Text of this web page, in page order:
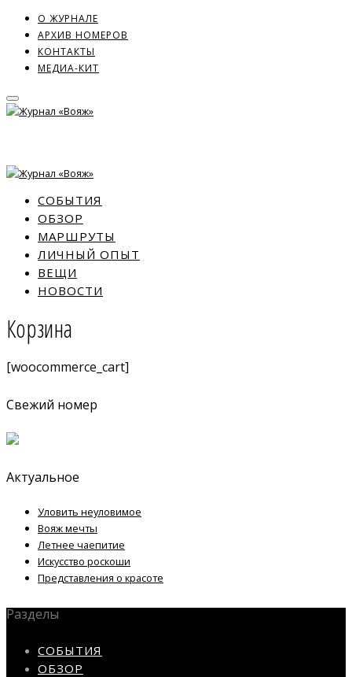
О ЖУРНАЛЕ
АРХИВ НОМЕРОВ
КОНТАКТЫ
МЕДИА-КИТ
СОБЫТИЯ
ОБЗОР
МАРШРУТЫ
ЛИЧНЫЙ ОПЫТ
ВЕЩИ
НОВОСТИ
Корзина
[woocommerce_cart]
Свежий номер
Актуальное
Уловить неуловимое
Вояж мечты
Летнее чаепитие
Искусство роскоши
Представления о красоте
Разделы
СОБЫТИЯ
ОБЗОР